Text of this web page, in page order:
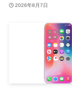
2026年8月7日